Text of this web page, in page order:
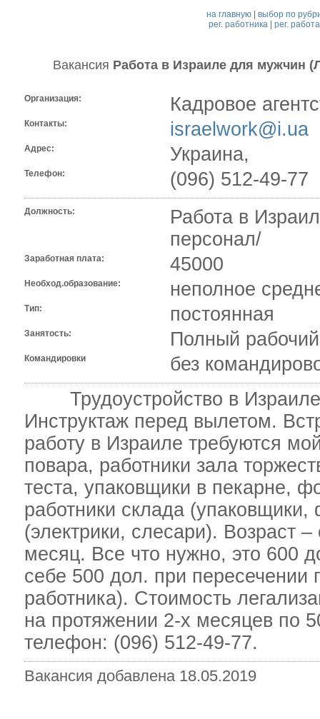
на главную |выбор по
рег. работника| рег.
Вакансия Работа в Израиле для мужчин
Организация: Кадровое
Контакты: israelwork@i.ua
Адрес: Украина,
Телефон: (096) 512-49-77
Должность:
Работа в
персонал/
Заработная плата: 45000
Необход.образование: неполное
Тип: постоянная
Занятость: Полный
Командировки
без
Трудоустройство в Израиле.
Инструктаж перед вылетом.
работу в Израиле требуются
повара, работники зала
теста, упаковщики в пекарне,
работники склада
(электрики, слесари). Возраст
месяц. Все что нужно, это 600
себе 500 дол. при пересечении
работника). Стоимость
на протяжении 2-х месяцев по
телефон: (096) 512-49-77.
Вакансия добавлена 18.05.2019